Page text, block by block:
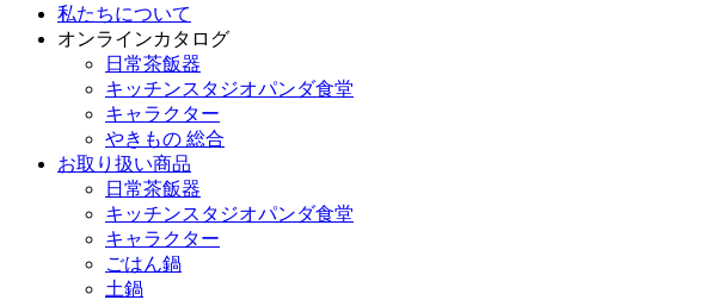
私たちについて
オンラインカタログ
日常茶飯器
キッチンスタジオパンダ食堂
キャラクター
やきもの 総合
お取り扱い商品
日常茶飯器
キッチンスタジオパンダ食堂
キャラクター
ごはん鍋
土鍋